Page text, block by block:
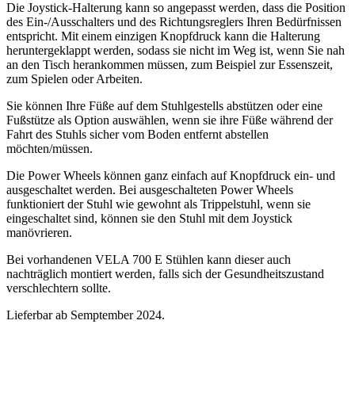
Die Joystick-Halterung kann so angepasst werden, dass die Position
des Ein-/Ausschalters und des Richtungsreglers Ihren Bedürfnissen
entspricht. Mit einem einzigen Knopfdruck kann die Halterung
heruntergeklappt werden, sodass sie nicht im Weg ist, wenn Sie nah
an den Tisch herankommen müssen, zum Beispiel zur Essenszeit,
zum Spielen oder Arbeiten.
Sie können Ihre Füße auf dem Stuhlgestells abstützen oder eine
Fußstütze als Option auswählen, wenn sie ihre Füße während der
Fahrt des Stuhls sicher vom Boden entfernt abstellen
möchten/müssen.
Die Power Wheels können ganz einfach auf Knopfdruck ein- und
ausgeschaltet werden. Bei ausgeschalteten Power Wheels
funktioniert der Stuhl wie gewohnt als Trippelstuhl, wenn sie
eingeschaltet sind, können sie den Stuhl mit dem Joystick
manövrieren.
Bei vorhandenen VELA 700 E Stühlen kann dieser auch
nachträglich montiert werden, falls sich der Gesundheitszustand
verschlechtern sollte.
Lieferbar ab Semptember 2024.